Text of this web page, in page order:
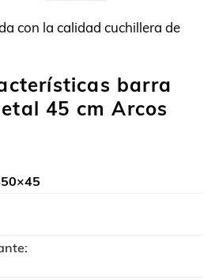
con la calidad cuchillera de
barra
45 cm Arcos